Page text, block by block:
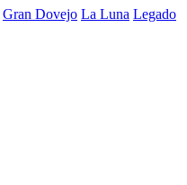
Gran Dovejo La Luna Legado